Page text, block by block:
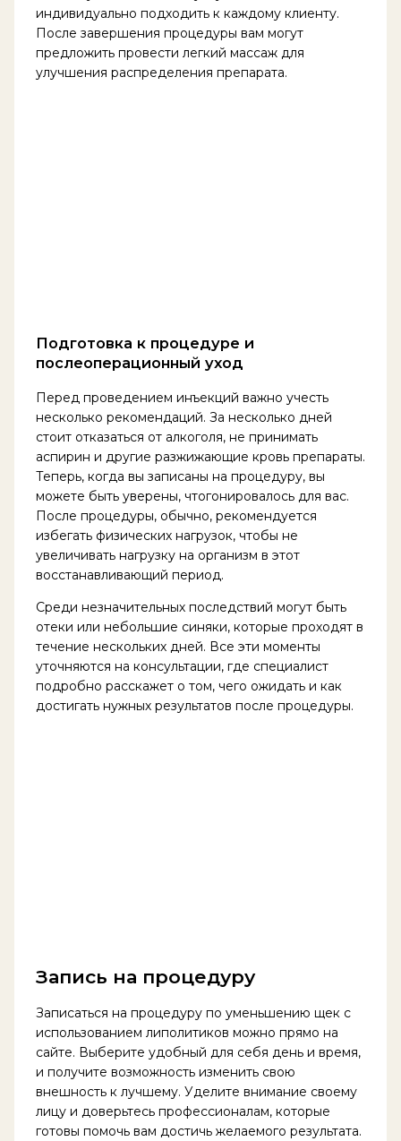
индивидуально подходить к каждому клиенту.
После завершения процедуры вам могут
предложить провести легкий массаж для
улучшения распределения препарата.
Подготовка к процедуре и
послеоперационный уход
Перед проведением инъекций важно учесть
несколько рекомендаций. За несколько дней
стоит отказаться от алкоголя, не принимать
аспирин и другие разжижающие кровь препараты.
Теперь, когда вы записаны на процедуру, вы
можете быть уверены, чтогонировалось для вас.
После процедуры, обычно, рекомендуется
избегать физических нагрузок, чтобы не
увеличивать нагрузку на организм в этот
восстанавливающий период.
Среди незначительных последствий могут быть
отеки или небольшие синяки, которые проходят в
течение нескольких дней. Все эти моменты
уточняются на консультации, где специалист
подробно расскажет о том, чего ожидать и как
достигать нужных результатов после процедуры.
Запись на процедуру
Записаться на процедуру по уменьшению щек с
использованием липолитиков можно прямо на
сайте. Выберите удобный для себя день и время,
и получите возможность изменить свою
внешность к лучшему. Уделите внимание своему
лицу и доверьтесь профессионалам, которые
готовы помочь вам достичь желаемого результата.